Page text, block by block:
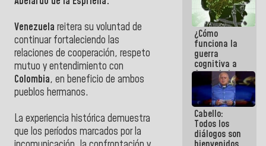
Venezuela reitera su voluntad de
continuar fortaleciendo las
relaciones de cooperación, respeto
mutuo y entendimiento con
Colombia, en beneficio de ambos
pueblos hermanos.
La experiencia histórica demuestra
que los períodos marcados por la
las
operaciones
en el
Aeropuerto
Internacional
de
Maiquetía
¿Cómo
funciona la
guerra
cognitiva a
favor de la
narrativa
hegemónica?
(1)
Cabello:
Todos los
diálogos son